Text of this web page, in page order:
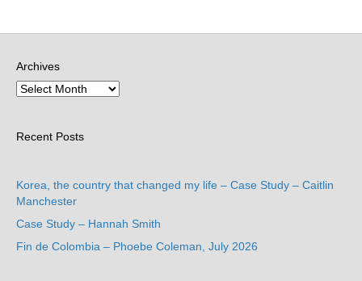
Archives
Recent Posts
Korea, the country that changed my life – Case Study – Caitlin
Manchester
Case Study – Hannah Smith
Fin de Colombia – Phoebe Coleman, July 2026